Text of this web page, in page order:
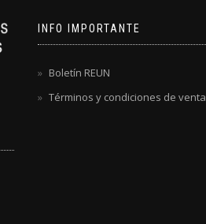
INFO IMPORTANTE
Boletín REUN
Términos y condiciones de venta